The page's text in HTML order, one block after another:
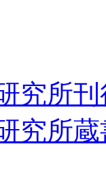
究所
究所